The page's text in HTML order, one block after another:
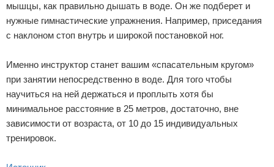
мышцы, как правильно дышать в воде. Он же подберет и
нужные гимнастические упражнения. Например, приседания
с наклоном стоп внутрь и широкой постановкой ног.
Именно инструктор станет вашим «спасательным кругом»
при занятии непосредственно в воде. Для того чтобы
научиться на ней держаться и проплыть хотя бы
минимальное расстояние в 25 метров, достаточно, вне
зависимости от возраста, от 10 до 15 индивидуальных
тренировок.